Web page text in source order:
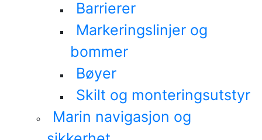
Barrierer
Markeringslinjer og
bommer
Bøyer
Skilt og monteringsutstyr
Marin navigasjon og